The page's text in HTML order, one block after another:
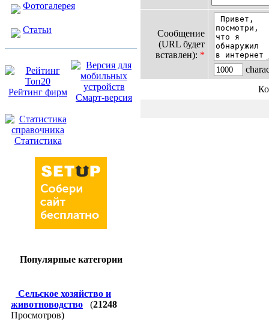
Фотогалерея
Статьи
Рейтинг фирм
Смарт-версия
Статистика
Популярные категории
Сельское хозяйство и
животноводство
(21248
Просмотров)
Сообщение
(URL будет
вставлен): *